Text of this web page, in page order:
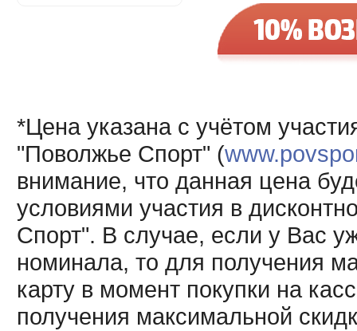
*Цена указана с учётом
"Поволжье Спорт" (
внимание, что данная цена
условиями участия в
Спорт". В случае, если у Вас
номинала, то для получения
карту в момент покупки на
получения максимальной